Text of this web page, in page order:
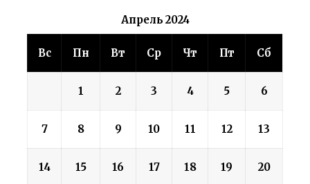
Апрель 2024
Вс Пн Вт Ср Чт Пт Сб
1 2 3 4 5 6
7 8 9 10 11 12 13
14 15 16 17 18 19 20